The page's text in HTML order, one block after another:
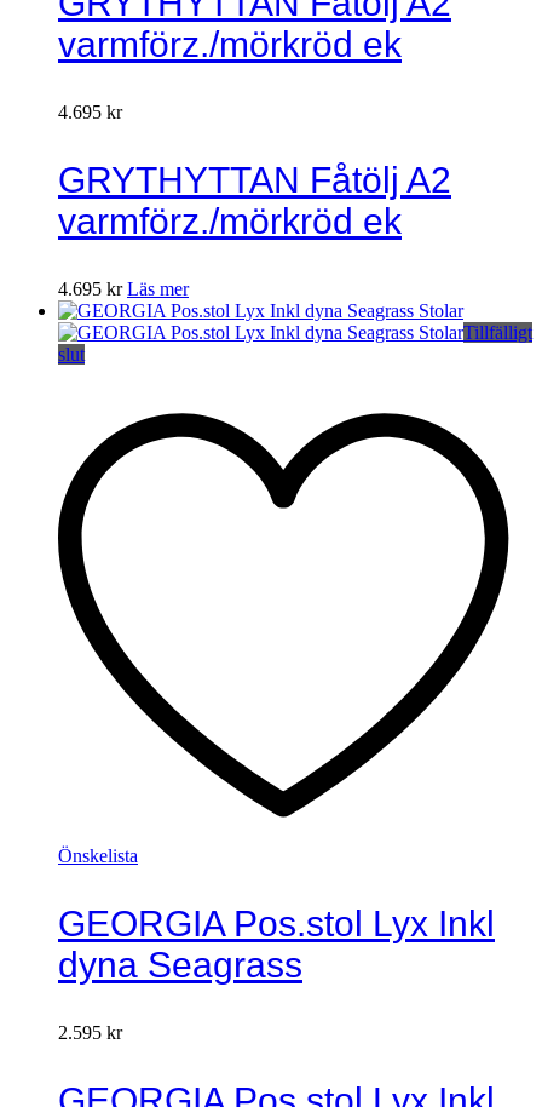
varmförz./mörkröd ek
4.695 kr
GRYTHYTTAN Fåtölj A2
varmförz./mörkröd ek
4.695 kr Läs mer
Tillfälligt
slut
Önskelista
GEORGIA Pos.stol Lyx Inkl
dyna Seagrass
2.595 kr